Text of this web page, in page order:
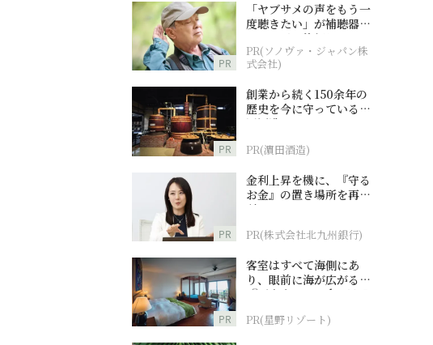
PR
「ヤブサメの声をもう一
度聴きたい」が補聴器チ
ャレンジの後押しに
PR(ソノヴァ・ジャパン株
式会社)
PR
創業から続く150余年の
歴史を今に守っている濵
田酒造
PR(濵田酒造)
PR
金利上昇を機に、『守る
お金』の置き場所を再検
討
PR(株式会社北九州銀行)
PR
客室はすべて海側にあ
り、眼前に海が広がる
『西表島ホテル by 星野
PR(星野リゾート)